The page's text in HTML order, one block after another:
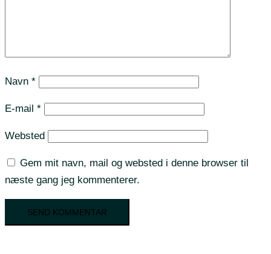
Navn *
E-mail *
Websted
Gem mit navn, mail og websted i denne browser til
næste gang jeg kommenterer.